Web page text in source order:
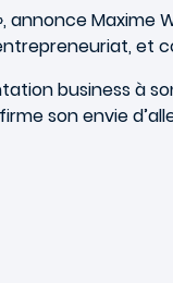
annonce Maxime
business à
son envie